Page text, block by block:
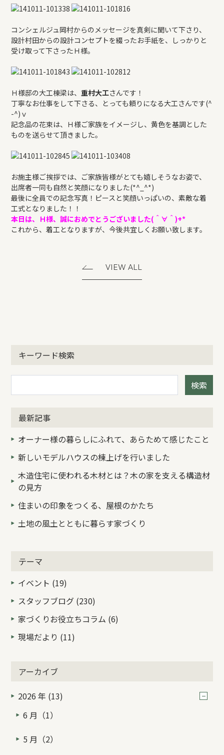
新築住宅のお問い合わせ
リフォームのお問い合わせ
コンシェルジュ岡村からのメッセージを真剣に聞いて下さり、
設計村田からの設計コンセプトを綴ったお手紙を、しっかりと
受け取って下さったＨ様。
Ｈ様邸の大工棟梁は、重村大工さんです！
丁寧なお仕事をして下さる、とっても頼りになる大工さんです(^
-^)ｖ
記念品の花束は、Ｈ様ご家族をイメージし、黄色を基調とした
ものを送らせて頂きました。
お施主様ご挨拶では、ご家族皆様がとても嬉しそうなお姿で、
出席者一同も自然と笑顔になりました(*^_^*)
最後に全員での記念写真！ピースと笑顔いっぱいの、素敵な着
工式となりました！！
本日は、Ｈ様、誠におめでとうございました(＾∀＾)+*
これから、着工となりますが、今後共宜しくお願い致します。
キーワード検索
検索
最新記事
オーナー様の暮らしにふれて、あらためて感じたこと
新しいモデルハウスの棟上げを行いました
木造住宅に使われる木材とは？木の家を支える構造材
の見方
住まいの印象をつくる、屋根のかたち
土地の風土とともに暮らす家づくり
テーマ
イベント (19)
スタッフブログ (230)
家づくりお役立ちコラム (6)
現場だより (11)
アーカイブ
2026 年 (13)
6 月（1）
5 月（2）
VIEW ALL